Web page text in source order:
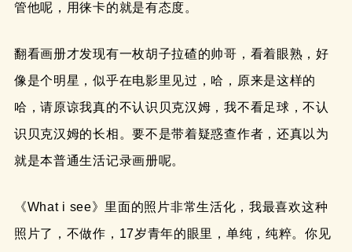
管他呢，用徕卡的就是有态度。
翻看画册才发现有一枚胡子拉碴的帅哥，看着眼熟，好
像是个明星，似乎在电影里见过，哈，原来是这样的
哈，请原谅我真的不认识贝克汉姆，我不看足球，不认
识贝克汉姆的长相。要不是带着疑惑查作者，还真以为
就是本普通生活记录画册呢。
《What i see》里面的照片非常生活化，我最喜欢这种
照片了，不做作，17岁青年的眼里，单纯，纯粹。你见